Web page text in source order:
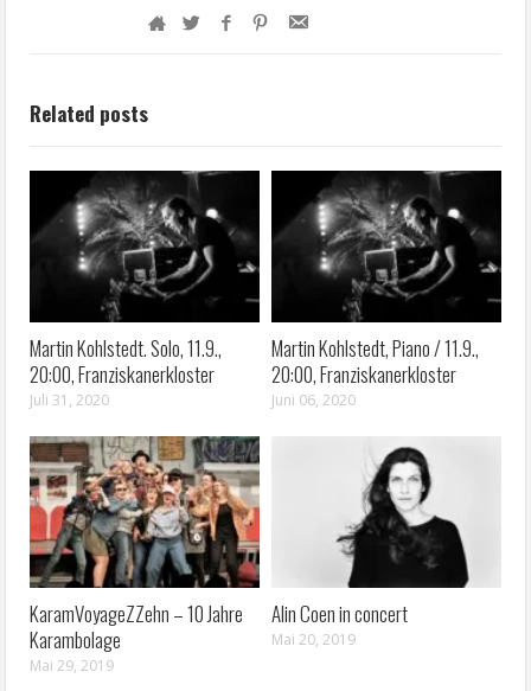
Related posts
Martin Kohlstedt. Solo, 11.9.,
20:00, Franziskanerkloster
Juli 31, 2020
Martin Kohlstedt, Piano / 11.9.,
20:00, Franziskanerkloster
Juni 06, 2020
KaramVoyageZZehn – 10 Jahre
Karambolage
Mai 29, 2019
Alin Coen in concert
Mai 20, 2019